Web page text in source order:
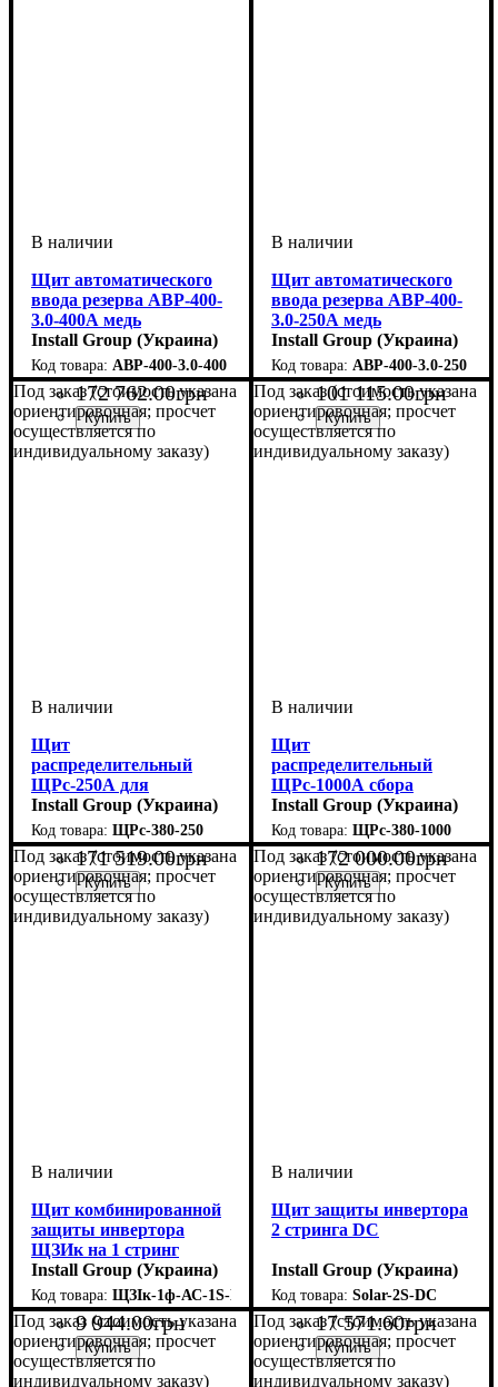
Щит автоматического
ввода резерва АВР-400-
3.0-400А медь
Install Group (Украина)
АВР-400-3.0-400
172 762.00грн
Щит автоматического
ввода резерва АВР-400-
3.0-250А медь
Install Group (Украина)
АВР-400-3.0-250
101 115.00грн
Под заказ (стоимость указана
ориентировочная; просчет
осуществляется по
индивидуальному заказу)
Щит
распределительный
ЩРс-250А для
инверторных систем
Install Group (Украина)
ЩРс-380-250
171 519.00грн
Под заказ (стоимость указана
ориентировочная; просчет
осуществляется по
индивидуальному заказу)
Щит
распределительный
ЩРс-1000А сбора
мощности от
инверторов
Install Group (Украина)
ЩРс-380-1000
172 000.00грн
Под заказ (стоимость указана
ориентировочная; просчет
осуществляется по
индивидуальному заказу)
Щит комбинированной
защиты инвертора
ЩЗИк на 1 стринг
DC+АС
Install Group (Украина)
ЩЗІк-1ф-АС-1S-DC
9 944.00грн
Под заказ (стоимость указана
ориентировочная; просчет
осуществляется по
индивидуальному заказу)
Щит защиты инвертора
2 стринга DC
Install Group (Украина)
Solar-2S-DC
17 571.60грн
Под заказ (стоимость указана
ориентировочная; просчет
осуществляется по
индивидуальному заказу)
Под заказ (стоимость указана
ориентировочная; просчет
осуществляется по
индивидуальному заказу)